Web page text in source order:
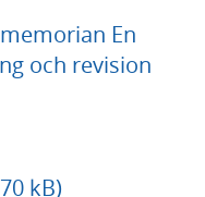
En
och revision
kB)